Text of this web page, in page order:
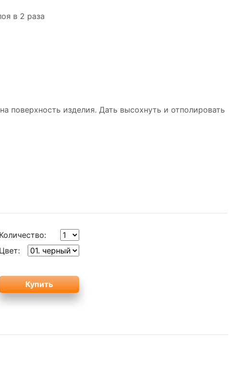
в 2 раза
поверхность изделия. Дать высохнуть и отполировать
Количество:
Цвет: